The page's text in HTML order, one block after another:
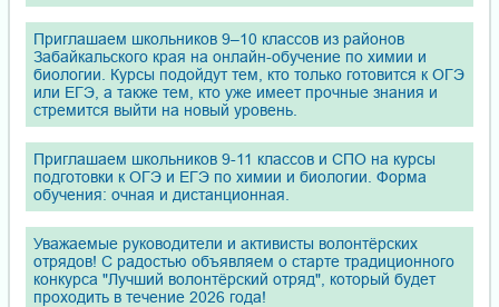
Приглашаем школьников 9–10 классов из районов
Забайкальского края на онлайн-обучение по химии и
биологии. Курсы подойдут тем, кто только готовится к ОГЭ
или ЕГЭ, а также тем, кто уже имеет прочные знания и
стремится выйти на новый уровень.
Приглашаем школьников 9-11 классов и СПО на курсы
подготовки к ОГЭ и ЕГЭ по химии и биологии. Форма
обучения: очная и дистанционная.
Уважаемые руководители и активисты волонтёрских
отрядов! С радостью объявляем о старте традиционного
конкурса "Лучший волонтёрский отряд", который будет
проходить в течение 2026 года!